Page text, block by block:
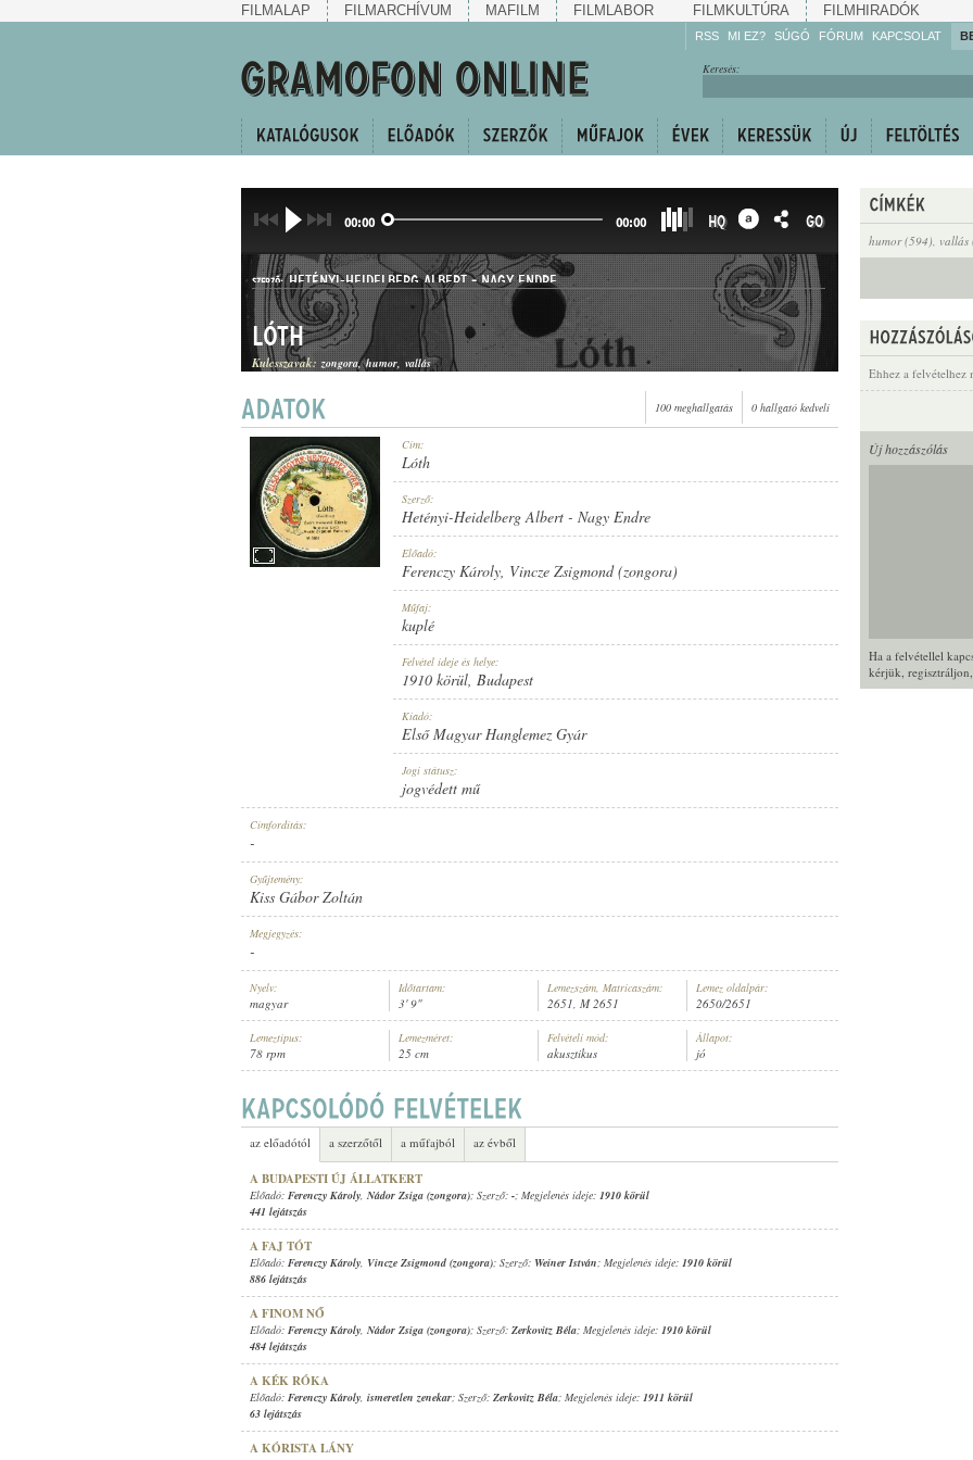
FILMALAP FILMARCHÍVUM MAFILM FILMLABOR FILMKULTÚRA FILMHIRADÓK
RSS MI EZ? SÚGÓ
Gyarapítsa!
FÓRUM KAPCSOLAT
Keresés:
humor (594), vallás
Ehhez a felvételhez
Új hozzászólás
Ha a felvétellel
kérjük, regisztráljon
00:00 00:00 HQ GO
FERENCZY KÁROLY,VINCZE ZSIGMOND (ZONGORA)
SZERZŐ: HETÉNYI-HEIDELBERG ALBERT-NAGY ENDRE
KUPLÉ
ELSŐ MAGYAR HANGLEMEZ GYÁR
LEMEZSZÁM:
Lóth
Kulcsszavak: zongora humor vallás
100 meghallgatás 0 hallgató kedveli
Cím:
Lóth
Szerző:
Hetényi-Heidelberg Albert - Nagy Endre
Előadó:
Ferenczy Károly, Vincze Zsigmond (zongora)
Műfaj:
kuplé
Felvétel ideje és helye:
1910 körül, Budapest
Kiadó:
Első Magyar Hanglemez Gyár
Jogi státusz:
jogvédett mű
Címfordítás:
-
Gyűjtemény:
Kiss Gábor Zoltán
Megjegyzés:
-
Nyelv:
magyar
Időtartam:
3' 9"
Lemezszám, Matricaszám:
2651, M 2651
Lemez oldalpár:
2650/2651
Lemeztípus:
78 rpm
Lemezméret:
25 cm
Felvételi mód:
akusztikus
Állapot:
jó
az előadótól a szerzőtől a műfajból az évből
A BUDAPESTI ÚJ ÁLLATKERT
Előadó: Ferenczy Károly, Nádor Zsiga (zongora); Szerző: -; Megjelenés ideje: 1910 körül
441 lejátszás
A FAJ TÓT
Előadó: Ferenczy Károly, Vincze Zsigmond (zongora); Szerző: Weiner István; Megjelenés ideje: 1910 körül
886 lejátszás
A FINOM NŐ
Előadó: Ferenczy Károly, Nádor Zsiga (zongora); Szerző: Zerkovitz Béla; Megjelenés ideje: 1910 körül
484 lejátszás
A KÉK RÓKA
Előadó: Ferenczy Károly, ismeretlen zenekar; Szerző: Zerkovitz Béla; Megjelenés ideje: 1911 körül
63 lejátszás
A KÓRISTA LÁNY